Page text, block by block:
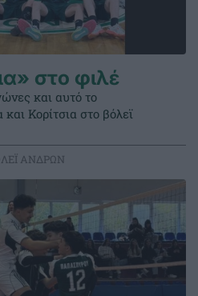
στο φιλέ
και αυτό το
Κορίτσια στο βόλεϊ
ΑΝΔΡΩΝ